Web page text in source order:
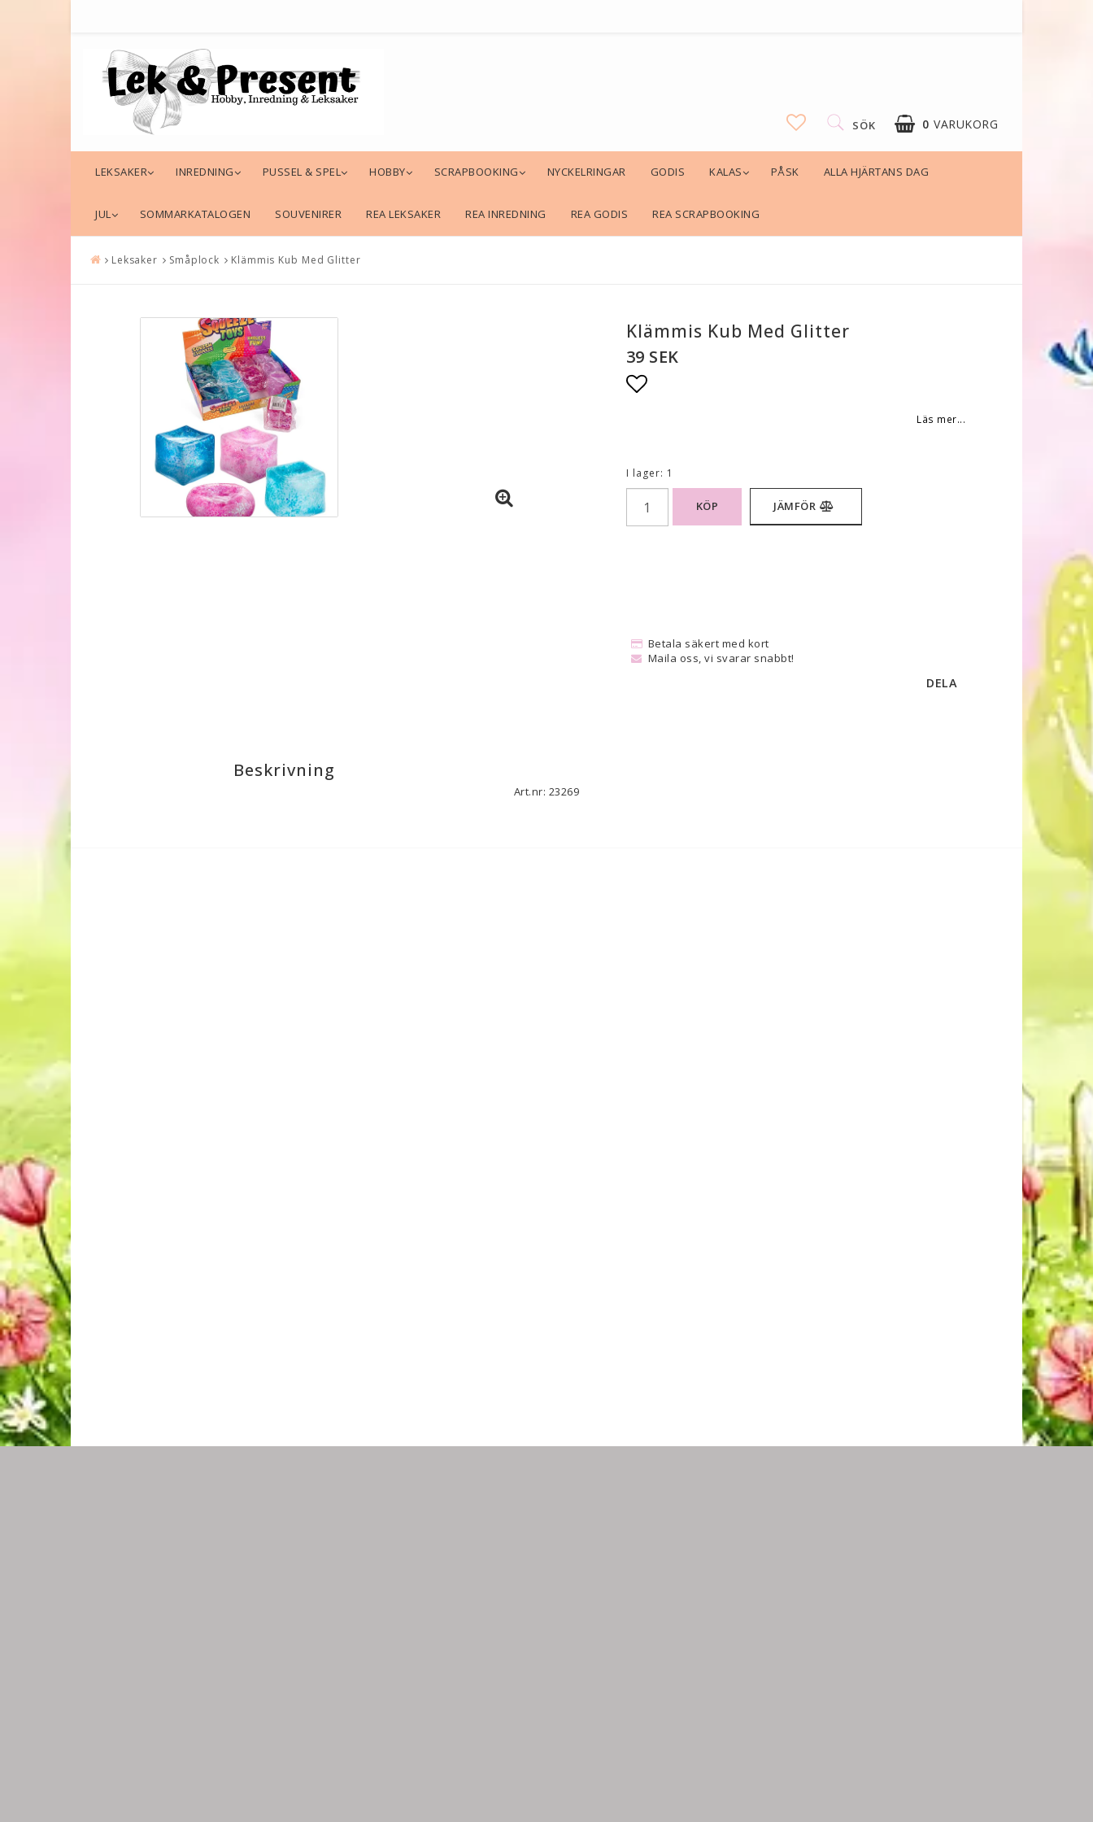
0 VARUKORG
SÖK
LEKSAKER INREDNING PUSSEL & SPEL HOBBY SCRAPBOOKING NYCKELRINGAR GODIS KALAS PÅSK ALLA HJÄRTANS DAG
JUL SOMMARKATALOGEN SOUVENIRER REA LEKSAKER REA INREDNING REA GODIS REA SCRAPBOOKING
Leksaker Småplock Klämmis Kub Med Glitter
Klämmis Kub Med Glitter
39 SEK
Läs mer...
I lager: 1
KÖP JÄMFÖR
Betala säkert med kort
Maila oss, vi svarar snabbt!
DELA
Beskrivning
Art.nr: 23269